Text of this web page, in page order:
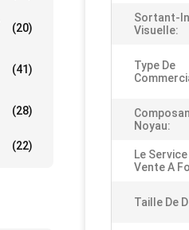
(20)
(41)
(28)
(22)
Sortant-
Visuelle:
Type De
Noyau:
Le
Vente A
Taille De